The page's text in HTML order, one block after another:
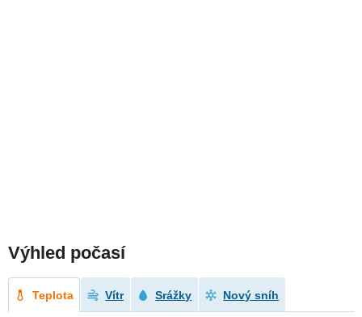
Výhled počasí
Teplota Vítr Srážky Nový sníh